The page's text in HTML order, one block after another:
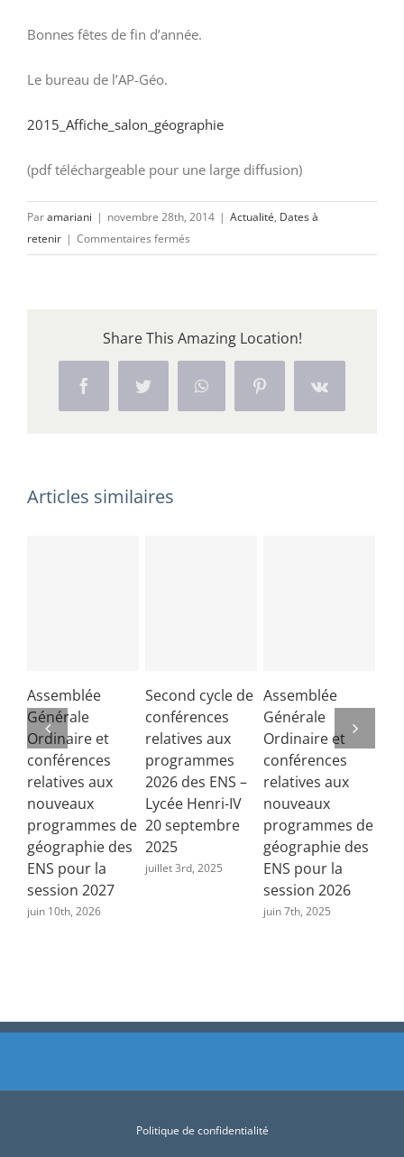
Bonnes fêtes de fin d’année.
Le bureau de l’AP-Géo.
2015_Affiche_salon_géographie
(pdf téléchargeable pour une large diffusion)
Paramariani | novembre 28th, 2014 | Actualité, Dates à
retenir | Commentaires fermés
Salon
de
géographie
–
Share This Amazing Location!
FacebookTwitter WhatsAppPinterestVk
Articles similaires
Assemblée
Générale
Ordinaire et
conférences
relatives aux
nouveaux
programmes de
géographie des
ENS pour la
session 2027
juin 10th, 2026
Second cycle de
conférences
relatives aux
programmes
2026 des ENS –
Lycée Henri-IV
20 septembre
2025
juillet 3rd, 2025
Assemblée
Générale
Ordinaire et
conférences
relatives aux
nouveaux
programmes de
géographie des
ENS pour la
session 2026
juin 7th, 2025
Politique de confidentialité